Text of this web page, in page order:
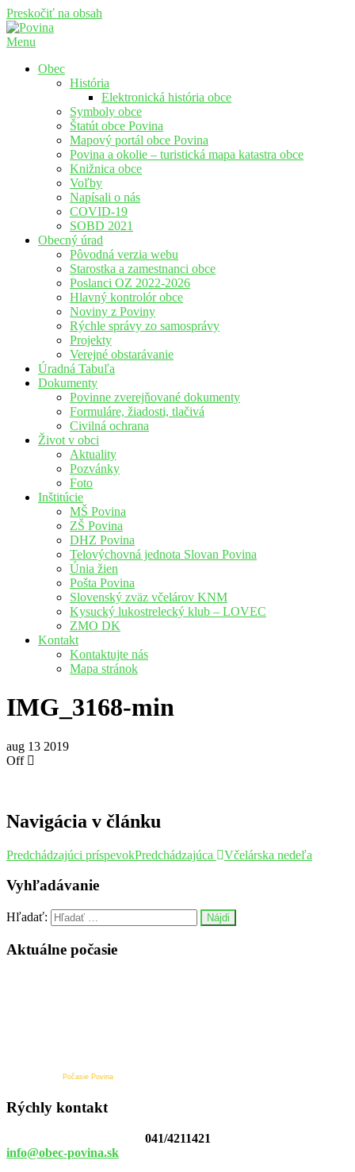
Preskočiť na obsah
Menu
Obec
História
Elektronická história obce
Symboly obce
Štatút obce Povina
Mapový portál obce Povina
Povina a okolie – turistická mapa katastra obce
Knižnica obce
Voľby
Napísali o nás
COVID-19
SOBD 2021
Obecný úrad
Pôvodná verzia webu
Starostka a zamestnanci obce
Poslanci OZ 2022-2026
Hlavný kontrolór obce
Noviny z Poviny
Rýchle správy zo samosprávy
Projekty
Verejné obstarávanie
Úradná Tabuľa
Dokumenty
Povinne zverejňované dokumenty
Formuláre, žiadosti, tlačivá
Civilná ochrana
Život v obci
Aktuality
Pozvánky
Foto
Inštitúcie
MŠ Povina
ZŠ Povina
DHZ Povina
Telovýchovná jednota Slovan Povina
Únia žien
Pošta Povina
Slovenský zväz včelárov KNM
Kysucký lukostrelecký klub – LOVEC
ZMO DK
Kontakt
Kontaktujte nás
Mapa stránok
IMG_3168-min
aug 13 2019
Off
Navigácia v článku
Predchádzajúci príspevokPredchádzajúca Včelárska nedeľa
Vyhľadávanie
Hľadať:
Aktuálne počasie
Počasie Povina
Rýchly kontakt
041/4211421
info@obec-povina.sk